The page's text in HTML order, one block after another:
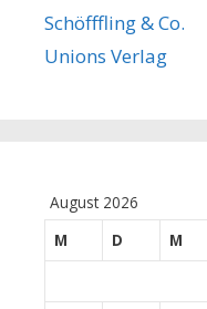
Schöfffling & Co.
Unions Verlag
August 2026
M
D M